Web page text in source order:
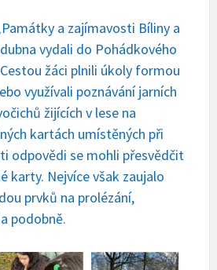
a zajímavosti Bíliny a
vydali do Pohádkového
žáci plnili úkoly formou
využívali poznávání jarních
žijících v lese na
kartách umístěných při
odpovědi se mohli přesvědčit
karty. Nejvíce však zaujalo
prvků na prolézání,
podobně.